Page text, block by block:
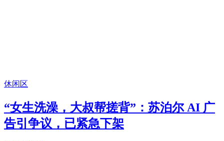
休闲区
“女生洗澡，大叔帮搓背”：苏泊尔 AI 广
告引争议，已紧急下架